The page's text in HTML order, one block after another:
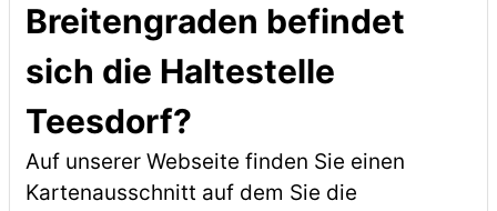
Breitengraden befindet
sich die Haltestelle
Teesdorf?
Auf unserer Webseite finden Sie einen
Kartenausschnitt auf dem Sie die